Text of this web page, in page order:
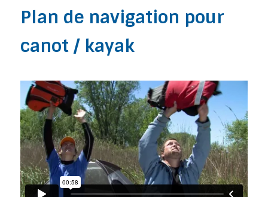
Plan de navigation pour
canot / kayak